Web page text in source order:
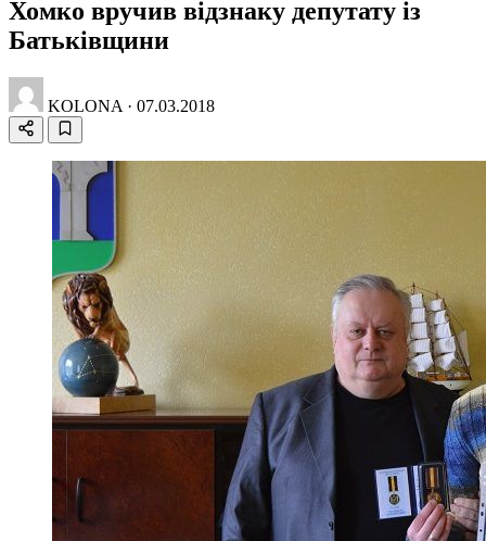
Хомко вручив відзнаку депутату із
Батьківщини
KOLONA · 07.03.2018